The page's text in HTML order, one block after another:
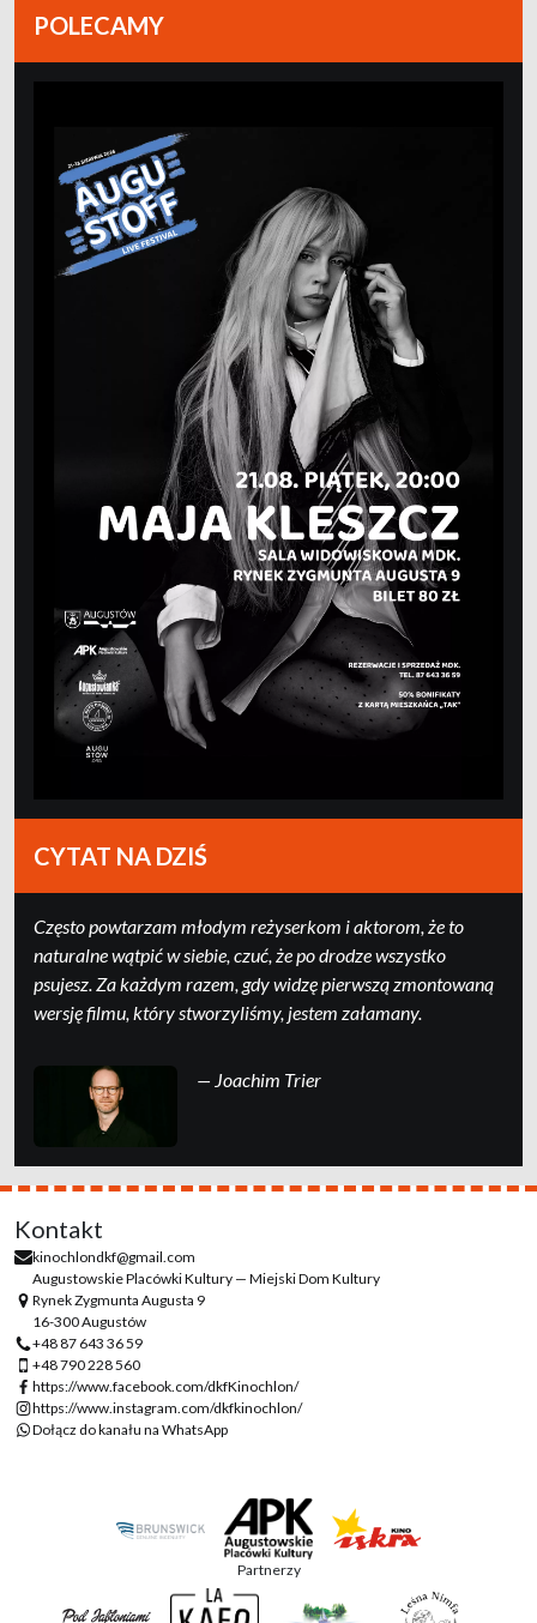
POLECAMY
CYTAT NA DZIŚ
Często powtarzam młodym reżyserkom i aktorom, że to
naturalne wątpić w siebie, czuć, że po drodze wszystko
psujesz. Za każdym razem, gdy widzę pierwszą zmontowaną
wersję filmu, który stworzyliśmy, jestem załamany.
— Joachim Trier
Kontakt
kinochlondkf@gmail.com
Augustowskie Placówki Kultury — Miejski Dom Kultury
Rynek Zygmunta Augusta 9
16-300 Augustów
+48 87 643 36 59
+48 790 228 560
https://www.facebook.com/dkfKinochlon/
https://www.instagram.com/dkfkinochlon/
Dołącz do kanału na WhatsApp
Partnerzy